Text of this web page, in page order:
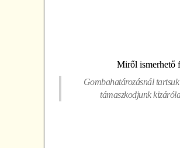
Miről ismerhető
Gombahatározásnál
támaszkodjunk